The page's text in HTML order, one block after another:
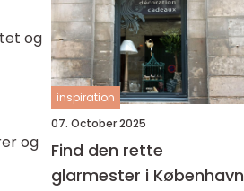
og
og
inspiration
07. October 2025
Find den rette
glarmester i København